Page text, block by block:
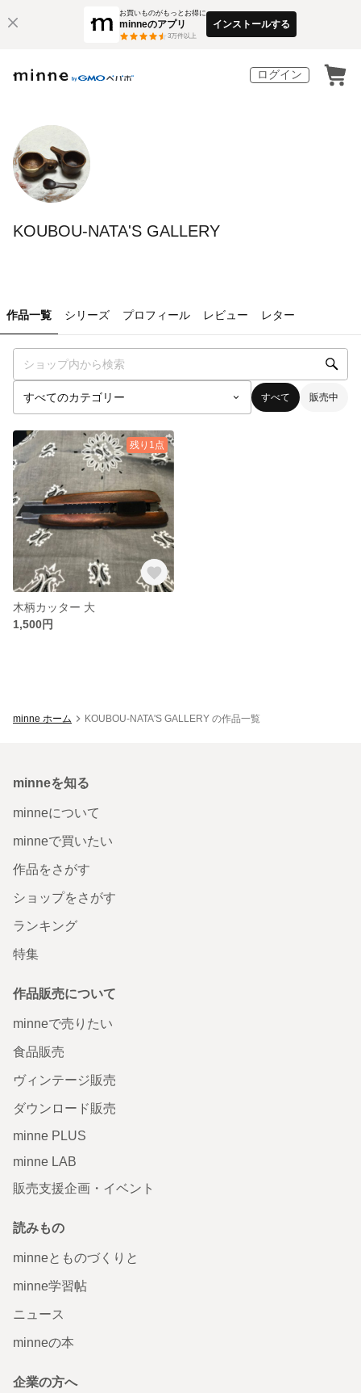
お買いものがもっとお得に
minneのアプリ
3万件以上
インストールする
ログイン
KOUBOU-NATA'S GALLERY
作品一覧 シリーズ プロフィール レビュー レター
すべて 販売中
残り1点
木柄カッター 大
1,500円
minne ホーム KOUBOU-NATA'S GALLERY の作品一覧
minneを知る
minneについて
minneで買いたい
作品をさがす
ショップをさがす
ランキング
特集
作品販売について
minneで売りたい
食品販売
ヴィンテージ販売
ダウンロード販売
minne PLUS
minne LAB
販売支援企画・イベント
読みもの
minneとものづくりと
minne学習帖
ニュース
minneの本
企業の方へ